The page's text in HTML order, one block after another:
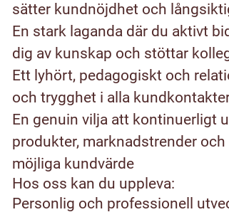
sätter kundnöjdhet och
En stark laganda där du aktivt
dig av kunskap och stöttar
Ett lyhört, pedagogiskt och
och trygghet i alla
En genuin vilja att kontinuerligt
produkter, marknadstrender
möjliga kundvärde
Hos oss kan du uppleva:
Personlig och professionell